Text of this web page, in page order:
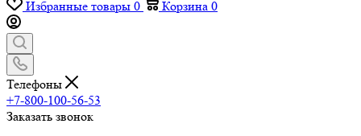
Избранные товары 0 Корзина 0
Телефоны
+7-800-100-56-53
Заказать звонок